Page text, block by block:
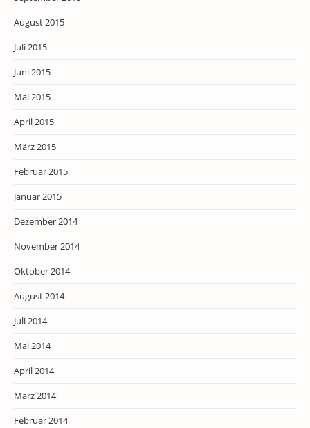
August 2015
Juli 2015
Juni 2015
Mai 2015
April 2015
März 2015
Februar 2015
Januar 2015
Dezember 2014
November 2014
Oktober 2014
August 2014
Juli 2014
Mai 2014
April 2014
März 2014
Februar 2014